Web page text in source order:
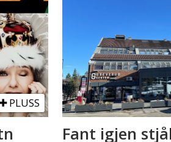
PLUSS
Fant igjen